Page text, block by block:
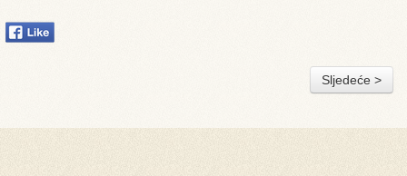
Sljedeće >